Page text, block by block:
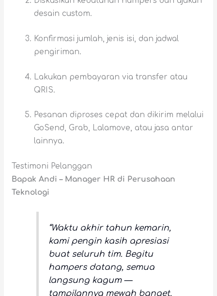
desain custom.
Konfirmasi jumlah, jenis isi, dan jadwal
pengiriman.
Lakukan pembayaran via transfer atau
QRIS.
Pesanan diproses cepat dan dikirim melalui
GoSend, Grab, Lalamove, atau jasa antar
lainnya.
Testimoni Pelanggan
Bapak Andi – Manager HR di Perusahaan
Teknologi
“Waktu akhir tahun kemarin,
kami pengin kasih apresiasi
buat seluruh tim. Begitu
hampers datang, semua
langsung kagum —
tampilannya mewah banget,